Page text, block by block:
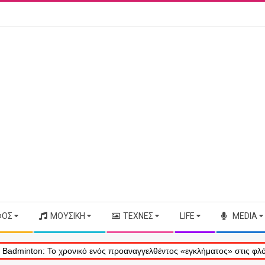
ΜΟΥΣΙΚΉ ΤΈΧΝΕΣ LIFE MEDIA
Το χρονικό ενός προαναγγελθέντος «εγκλήματος» στις φλόγες – Η